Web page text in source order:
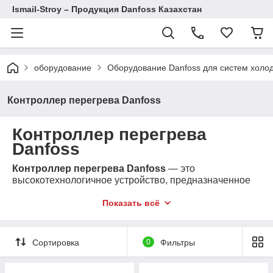
Ismail-Stroy – Продукция Danfoss Казахстан
оборудование Оборудование Danfoss для систем
Контроллер перегрева Danfoss
Контроллер перегрева
Danfoss
Контроллер перегрева Danfoss — это
высокотехнологичное устройство, предназначенное
кондиционирования и охлаждения. Устройство
и надежную работу ваших систем.
Доставка и гарантия
Показать всё
Сортировка 0 Фильтры